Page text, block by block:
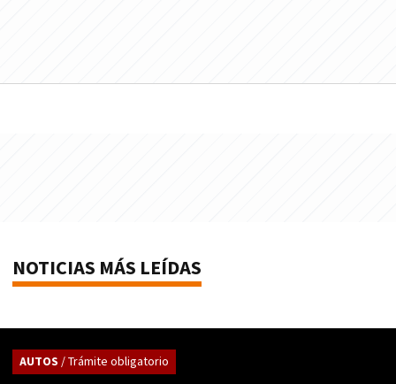
NOTICIAS MÁS LEÍDAS
AUTOS / Trámite obligatorio